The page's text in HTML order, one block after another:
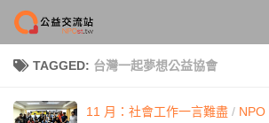
Skip to content
TAGGED: 台灣一起夢想公益協會
11 月：社會工作一言難盡 / NPO